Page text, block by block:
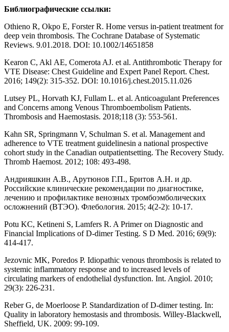
Библиографические ссылки:
Othieno R, Okpo E, Forster R. Home versus in-patient treatment for
deep vein thrombosis. The Cochrane Database of Systematic
Reviews. 9.01.2018. DOI: 10.1002/14651858
Kearon C, Akl АE, Comerota AJ. et al. Antithrombotic Therapy for
VTE Disease: Chest Guideline and Expert Panel Report. Chest.
2016; 149(2): 315-352. DOI: 10.1016/j.chest.2015.11.026
Lutsey PL, Horvath KJ, Fullam L. et al. Anticoagulant Preferences
and Concerns among Venous Thromboembolism Patients.
Thrombosis and Haemostasis. 2018;118 (3): 553-561.
Kahn SR, Springmann V, Schulman S. et al. Management and
adherence to VTE treatment guidelinesin a national prospective
cohort study in the Canadian outpatientsetting. The Recovery Study.
Thromb Haemost. 2012; 108: 493-498.
Андрияшкин А.В., Арутюнов Г.П., Бритов А.Н. и др.
Российские клинические рекомендации по диагностике,
лечению и профилактике венозных тромбоэмболических
осложнений (ВТЭО). Флебология. 2015; 4(2-2): 10-17.
Potu KC, Ketineni S, Lamfers R. A Primer on Diagnostic and
Financial Implications of D-dimer Testing. S D Med. 2016; 69(9):
414-417.
Jezovnic MK, Poredos P. Idiopathic venous thrombosis is related to
systemic inflammatory response and to increased levels of
circulating markers of endothelial dysfunction. Int. Angiol. 2010;
29(3): 226-231.
Reber G, de Moerloose P. Standardization of D-dimer testing. In:
Quality in laboratory hemostasis and thrombosis. Willey-Blackwell,
Sheffield, UK. 2009: 99-109.